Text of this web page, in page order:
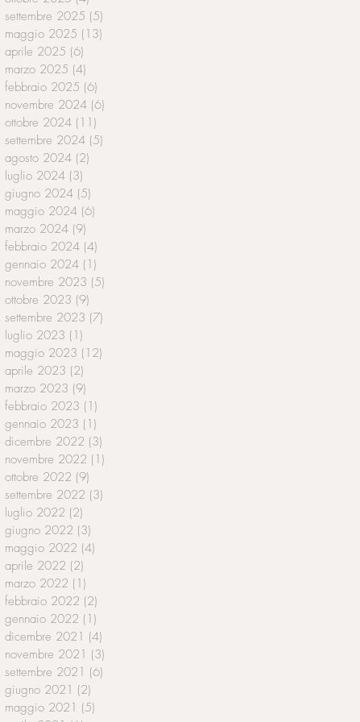
settembre 2025 (5)
maggio 2025 (13)
aprile 2025 (6)
marzo 2025 (4)
febbraio 2025 (6)
novembre 2024 (6)
ottobre 2024 (11)
settembre 2024 (5)
agosto 2024 (2)
luglio 2024 (3)
giugno 2024 (5)
maggio 2024 (6)
marzo 2024 (9)
febbraio 2024 (4)
gennaio 2024 (1)
novembre 2023 (5)
ottobre 2023 (9)
settembre 2023 (7)
luglio 2023 (1)
maggio 2023 (12)
aprile 2023 (2)
marzo 2023 (9)
febbraio 2023 (1)
gennaio 2023 (1)
dicembre 2022 (3)
novembre 2022 (1)
ottobre 2022 (9)
settembre 2022 (3)
luglio 2022 (2)
giugno 2022 (3)
maggio 2022 (4)
aprile 2022 (2)
marzo 2022 (1)
febbraio 2022 (2)
gennaio 2022 (1)
dicembre 2021 (4)
novembre 2021 (3)
settembre 2021 (6)
giugno 2021 (2)
maggio 2021 (5)